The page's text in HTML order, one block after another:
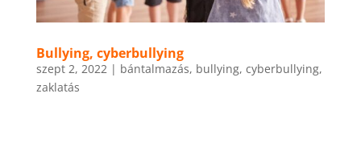
Bullying, cyberbullying
szept 2, 2022| bántalmazás, bullying, cyberbullying,
zaklatás